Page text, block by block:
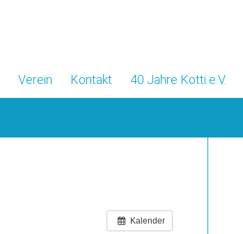
Verein Kontakt 40 Jahre Kotti e.V.
Kalender